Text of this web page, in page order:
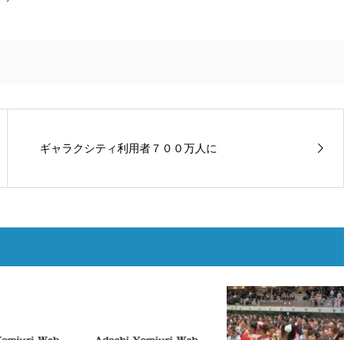
ギャラクシティ利用者７００万人に